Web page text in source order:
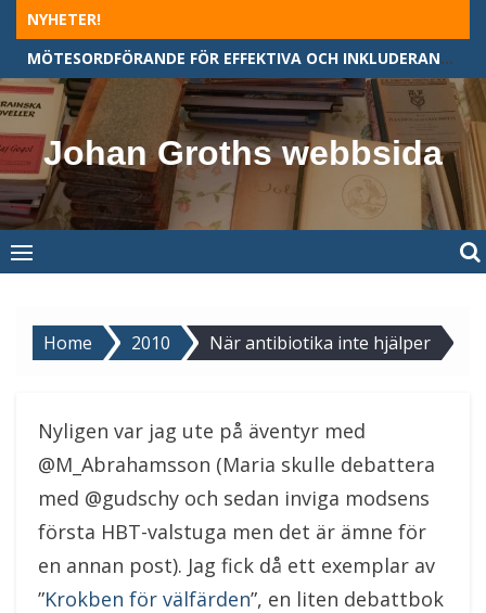
Skip
content
NYHETER!
MÖTESORDFÖRANDE FÖR EFFEKTIVA OCH INKLUDERANDE MÖTEN
Johan Groths webbsida
Home 2010 När antibiotika inte hjälper
Nyligen var jag ute på äventyr med
@M_Abrahamsson (Maria skulle debattera
med @gudschy och sedan inviga modsens
första HBT-valstuga men det är ämne för
en annan post). Jag fick då ett exemplar av
”Krokben för välfärden”, en liten debattbok